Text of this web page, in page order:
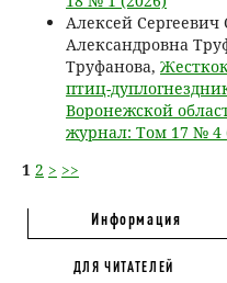
Алексей
Александровна
Труфанова,
птиц-
Воронежской
журнал: Том 17 № 4
1 2 > >>
Информация
ДЛЯ ЧИТАТЕЛЕЙ